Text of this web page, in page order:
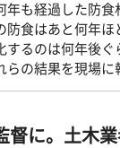
年も経過した防食
防食はあと何年ほ
するのは何年後ぐ
らの結果を現場に
督に。土木